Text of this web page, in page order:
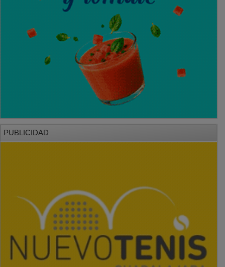
PUBLICIDAD